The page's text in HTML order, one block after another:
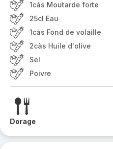
1càs Moutarde forte
25cl Eau
1càs Fond de volaille
2càs Huile d'olive
Sel
Poivre
Dorage